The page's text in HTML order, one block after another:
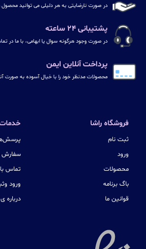
در صورت نارضایتی به هر دلیلی می توانید محصول را
پشتیبانی ۲۴ ساعته
در صورت وجود هرگونه سوال یا ابهامی، با ما در
پرداخت آنلاین ایمن
محصولات مدنظر خود را با خیال آسوده به صورت
فروشگاه راشا
ثبت نام
ورود
محصولات
باگ برنامه
قوانین ما
سفارش
تماس
ورود
درباره